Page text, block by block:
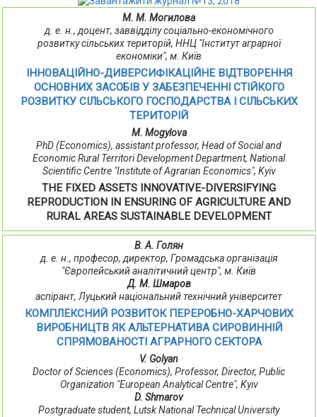
М. М. Могилова
д. е. н., доцент, заввідділу соціально-економічного
розвитку сільських територій, ННЦ "Інститут аграрної
економіки", м. Київ
ІННОВАЦІЙНО-ДИВЕРСИФІКАЦІЙНЕ ВІДТВОРЕННЯ
ОСНОВНИХ ЗАСОБІВ У ЗАБЕЗПЕЧЕННІ СТІЙКОГО
РОЗВИТКУ СІЛЬСЬКОГО ГОСПОДАРСТВА І СІЛЬСЬКИХ
ТЕРИТОРІЙ
M. Mogylova
PhD (Economics), assistant professor, Head of Social and
Economic Rural Territori Development Department, National
Scientific Centre "Institute of Agrarian Economics", Kyiv
THE FIXED ASSETS INNOVATIVE-DIVERSIFYING
REPRODUCTION IN ENSURING OF AGRICULTURE AND
RURAL AREAS SUSTAINABLE DEVELOPMENT
В. А. Голян
д. е. н., професор, директор, Громадська організація
"Європейський аналітичний центр", м. Київ
Д. М. Шмаров
аспірант, Луцький національний технічний університет
КОМПЛЕКСНИЙ РОЗВИТОК ПЕРЕРОБНО-ХАРЧОВИХ
ВИРОБНИЦТВ ЯК АЛЬТЕРНАТИВА СИРОВИННІЙ
СПРЯМОВАНОСТІ АГРАРНОГО СЕКТОРА
V. Golyan
Doctor of Sciences (Economics), Professor, Director, Public
Organization "European Analytical Centre", Kyiv
D. Shmarov
Postgraduate student, Lutsk National Technical University